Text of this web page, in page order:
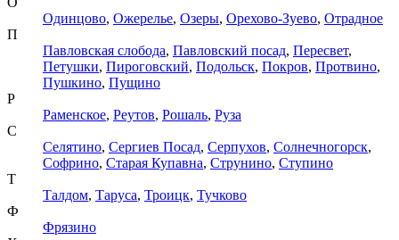
Одинцово, Ожерелье, Озеры, Орехово-Зуево, Отрадное
П
Павловская слобода, Павловский посад, Пересвет,
Петушки, Пироговский, Подольск, Покров, Протвино,
Пушкино, Пущино
Р
Раменское, Реутов, Рошаль, Руза
С
Селятино, Сергиев Посад, Серпухов, Солнечногорск,
Софрино, Старая Купавна, Струнино, Ступино
Т
Талдом, Таруса, Троицк, Тучково
Ф
Фрязино